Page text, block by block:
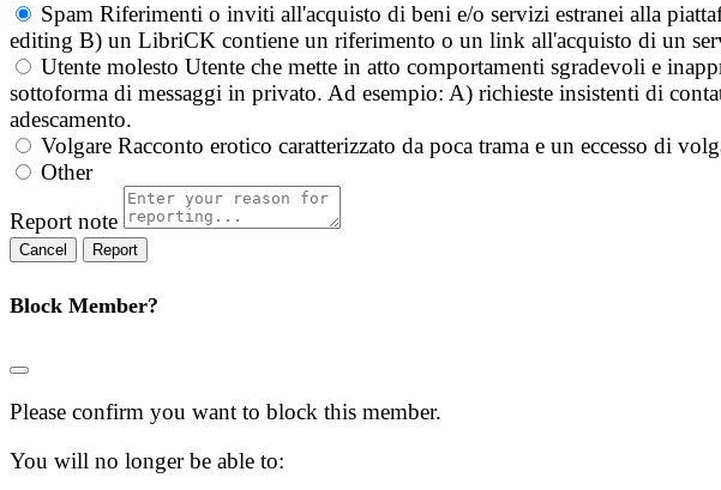
Spam Riferimenti o inviti all'acquisto di beni e/o servizi estranei alla
editing B) un LibriCK contiene un riferimento o un link all'acquisto di un
Utente molesto Utente che mette in atto comportamenti sgradevoli e
sottoforma di messaggi in privato. Ad esempio: A) richieste insistenti di
adescamento.
Volgare Racconto erotico caratterizzato da poca trama e un eccesso di
Other
Report note
Report
Block Member?
Please confirm you want to block this member.
You will no longer be able to: